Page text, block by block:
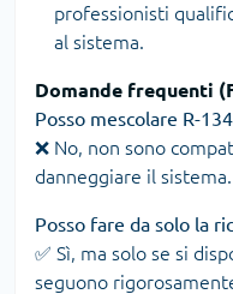
professionisti
al sistema.
Domande frequenti
Posso mescolare R-
❌ No, non sono
danneggiare il sistema.
Posso fare da solo la
✅ Sì, ma solo se si
seguono